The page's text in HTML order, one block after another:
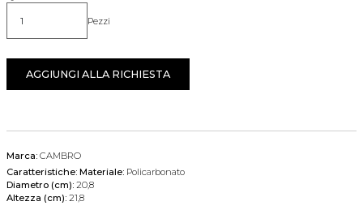
Quantità Pezzi
AGGIUNGI ALLA RICHIESTA
Marca: CAMBRO
Caratteristiche: Materiale: Policarbonato
Diametro (cm): 20,8
Altezza (cm): 21,8